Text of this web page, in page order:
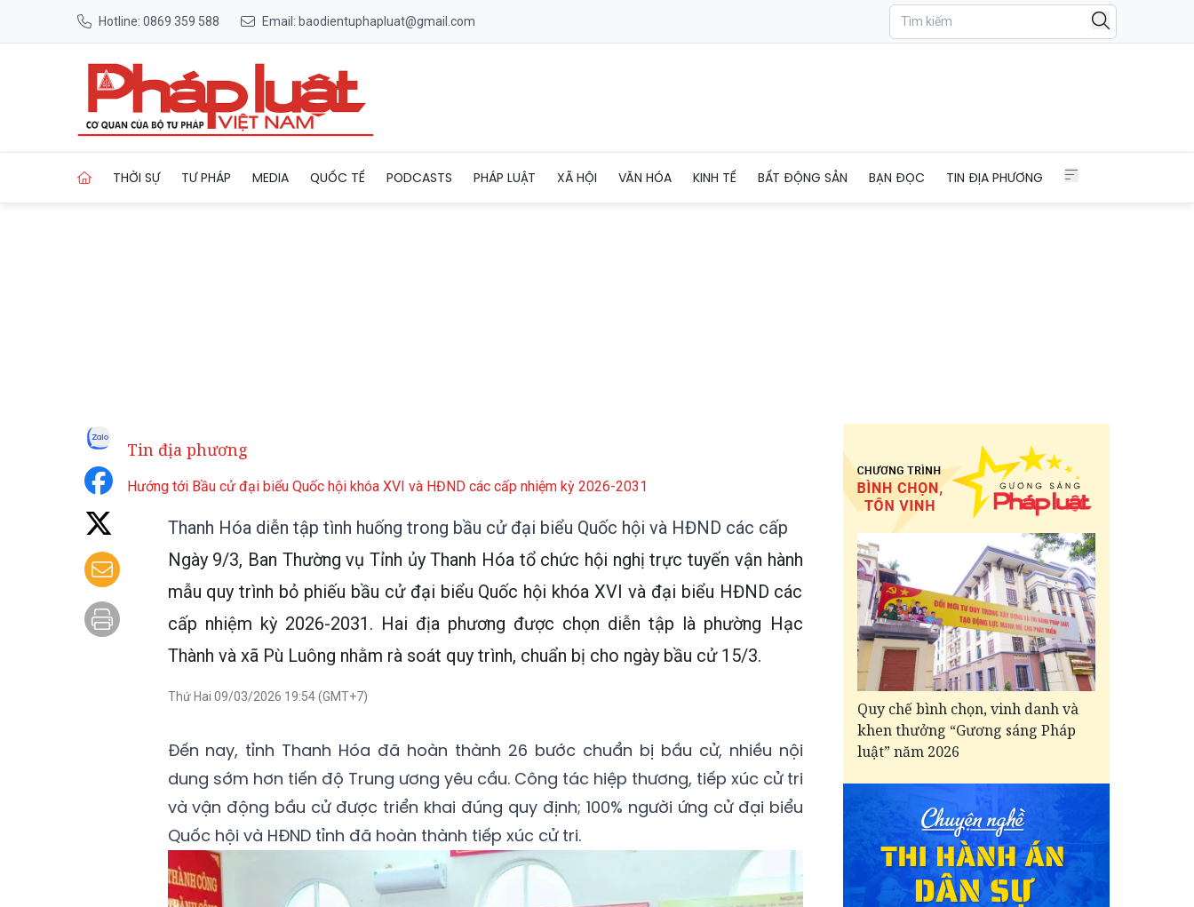
Hotline: 0869 359 588 Email: baodientuphapluat@gmail.com
THỜI SỰ TƯ PHÁP MEDIA QUỐC TẾ PODCASTS PHÁP LUẬT XÃ HỘI VĂN HÓA KINH TẾ BẤT ĐỘNG SẢN BẠN ĐỌC TIN ĐỊA PHƯƠNG
Tin địa phương
Hướng tới Bầu cử đại biểu Quốc hội khóa XVI và HĐND các cấp nhiệm kỳ 2026-2031
Thanh Hóa diễn tập tình huống trong bầu cử đại biểu Quốc hội và HĐND các cấp
Ngày 9/3, Ban Thường vụ Tỉnh ủy Thanh Hóa tổ chức hội nghị trực tuyến vận hành
mẫu quy trình bỏ phiếu bầu cử đại biểu Quốc hội khóa XVI và đại biểu HĐND các
cấp nhiệm kỳ 2026-2031. Hai địa phương được chọn diễn tập là phường Hạc
Thành và xã Pù Luông nhằm rà soát quy trình, chuẩn bị cho ngày bầu cử 15/3.
Thứ Hai 09/03/2026 19:54 (GMT+7)
Đến nay, tỉnh Thanh Hóa đã hoàn thành 26 bước chuẩn bị bầu cử, nhiều nội
dung sớm hơn tiến độ Trung ương yêu cầu. Công tác hiệp thương, tiếp xúc cử tri
và vận động bầu cử được triển khai đúng quy định; 100% người ứng cử đại biểu
Quốc hội và HĐND tỉnh đã hoàn thành tiếp xúc cử tri.
Quy chế bình chọn, vinh danh và
khen thưởng “Gương sáng Pháp
luật” năm 2026